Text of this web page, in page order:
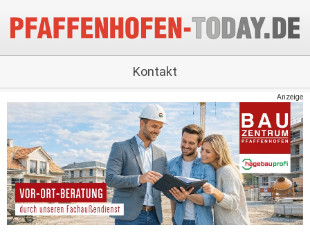
Kontakt
Anzeige